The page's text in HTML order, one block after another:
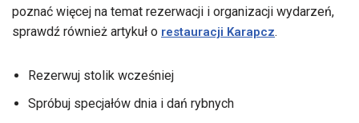
poznać więcej na temat rezerwacji i organizacji wydarzeń,
sprawdź również artykuł o restauracji Karapcz.
Rezerwuj stolik wcześniej
Spróbuj specjałów dnia i dań rybnych